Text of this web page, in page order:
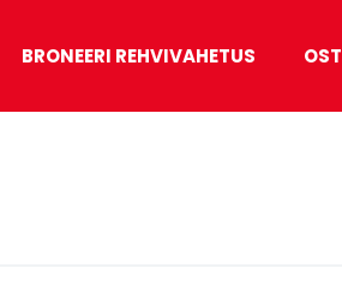
BRONEERI REHVIVAHETUS